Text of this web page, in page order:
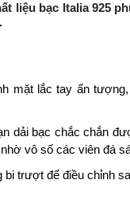
liệu bạc Italia 925
mặt lắc tay ấn tượng,
dải bạc chắc chắn
vô số các viên đá
bi trượt để điều chỉnh